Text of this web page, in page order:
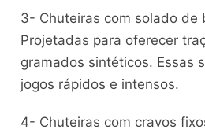
3- Chuteiras com solado de
Projetadas para oferecer
gramados sintéticos. Essas
jogos rápidos e intensos.
4- Chuteiras com cravos